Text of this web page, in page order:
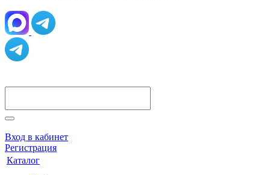
Вход в кабинет
Регистрация
Каталог